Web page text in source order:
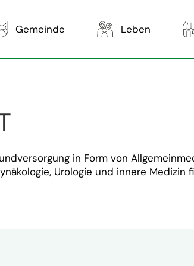
Gemeinde Leben
in Form von
Urologie und innere Medizin